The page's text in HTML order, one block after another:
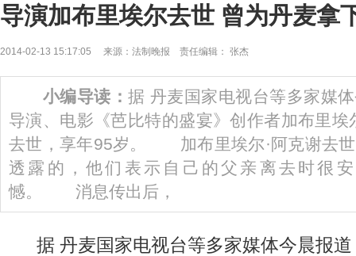
导演加布里埃尔去世 曾为丹麦拿
2014-02-13 15:17:05 来源：法制晚报 责任编辑： 张杰
小编导读：据 丹麦国家电视台等多家媒
导演、电影《芭比特的盛宴》创作者加布里埃
去世，享年95岁。 加布里埃尔·阿克谢去世
透露的，他们表示自己的父亲离去时很
憾。 消息传出后，
据 丹麦国家电视台等多家媒体今晨报道